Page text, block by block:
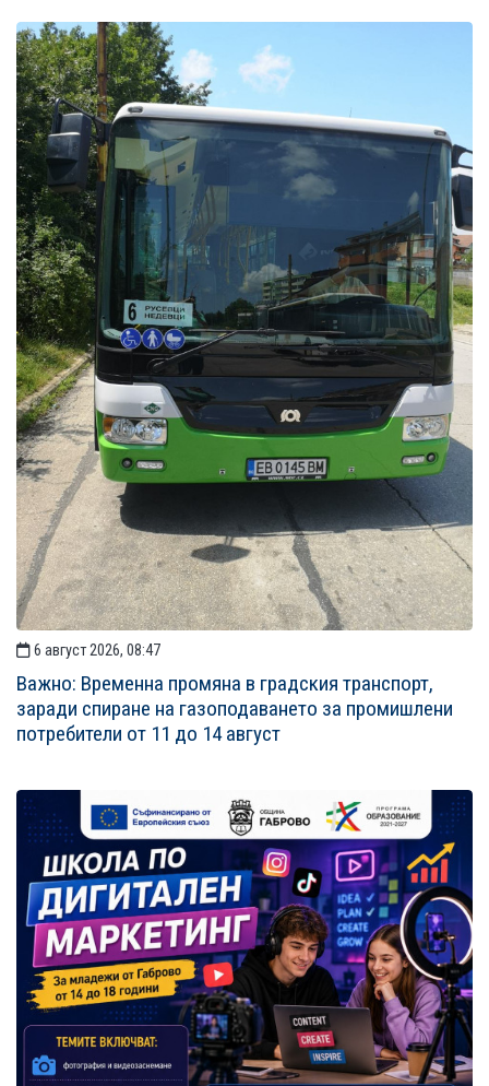
6 август 2026, 08:47
Важно: Временна промяна в градския транспорт,
заради спиране на газоподаването за промишлени
потребители от 11 до 14 август